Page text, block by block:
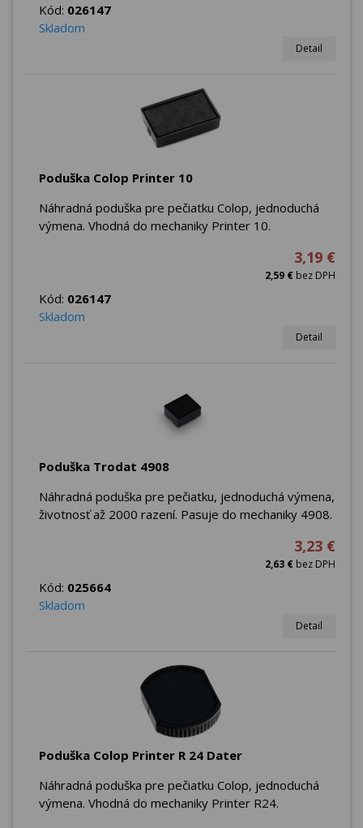
Kód: 026147
Skladom
Detail
Poduška Colop Printer 10
Náhradná poduška pre pečiatku Colop, jednoduchá
výmena. Vhodná do mechaniky Printer 10.
3,19 €
2,59 € bez DPH
Kód: 026147
Skladom
Detail
Poduška Trodat 4908
Náhradná poduška pre pečiatku, jednoduchá výmena,
životnosť až 2000 razení. Pasuje do mechaniky 4908.
3,23 €
2,63 € bez DPH
Kód: 025664
Skladom
Detail
Poduška Colop Printer R 24 Dater
Náhradná poduška pre pečiatku Colop, jednoduchá
výmena. Vhodná do mechaniky Printer R24.